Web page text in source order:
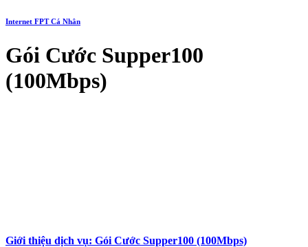
Internet FPT Cá Nhân
Gói Cước Supper100
(100Mbps)
Giới thiệu dịch vụ: Gói Cước Supper100 (100Mbps)